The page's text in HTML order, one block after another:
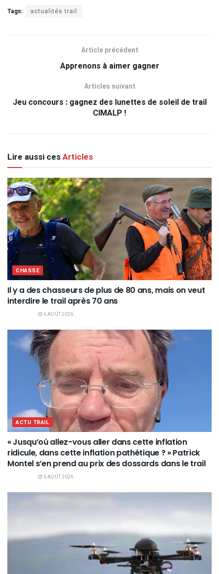
Tags: actualités trail
Article précédent
Apprenons à aimer gagner
Articles suivant
Jeu concours : gagnez des lunettes de soleil de trail
CIMALP !
Lire aussi cesArticles
CHASSE
Il y a des chasseurs de plus de 80 ans, mais on veut
interdire le trail après 70 ans
6 AOÛT 2026
ACTU TRAIL
« Jusqu’où allez-vous aller dans cette inflation
ridicule, dans cette inflation pathétique ? » Patrick
Montel s’en prend au prix des dossards dans le trail
6 AOÛT 2026